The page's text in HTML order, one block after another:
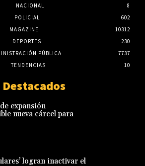
NACIONAL
8
POLICIAL
602
MAGAZINE
10312
DEPORTES
230
PÚBLICA
7737
TENDENCIAS
10
Destacados
expansión
nueva cárcel para
logran inactivar el